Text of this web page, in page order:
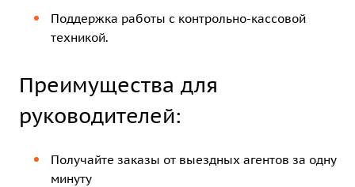
Поддержка работы с контрольно-кассовой
техникой.
Преимущества для
руководителей:
Получайте заказы от выездных агентов за одну
минуту